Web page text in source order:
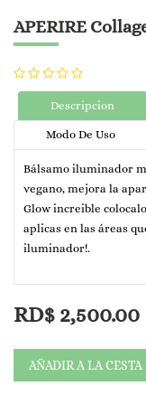
APERIRE
Descripcion
Modo De Uso
Bálsamo iluminador
vegano, mejora la
Glow increible
aplicas en las áreas
iluminador!.
RD$ 2,500.00
AÑADIR A LA CESTA